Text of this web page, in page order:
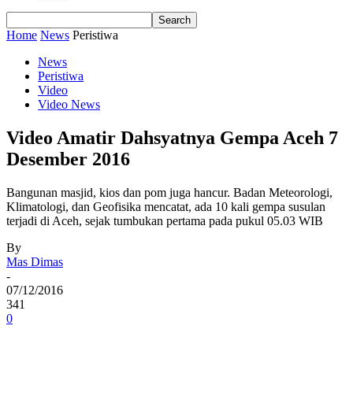
Home News Peristiwa
News
Peristiwa
Video
Video News
Video Amatir Dahsyatnya Gempa Aceh 7
Desember 2016
Bangunan masjid, kios dan pom juga hancur. Badan Meteorologi,
Klimatologi, dan Geofisika mencatat, ada 10 kali gempa susulan
terjadi di Aceh, sejak tumbukan pertama pada pukul 05.03 WIB
By
Mas Dimas
-
07/12/2016
341
0